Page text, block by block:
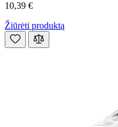
10,39 €
Žiūrėti produktą